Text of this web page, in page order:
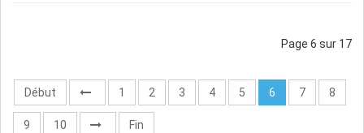
Page 6 sur 17
Début 1 2 3 4 5 6 7 8
9 10 Fin